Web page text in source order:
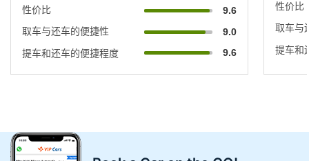
性价比
9.6
取车与还车的便捷性
9.0
提车和还车的便捷程度
9.6
性价比
取车与
提车和